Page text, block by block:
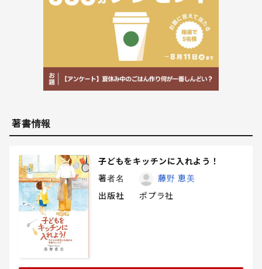
著書情報
子どもをキッチンに入れよう！
著者名
藤野 恵美
出版社
ポプラ社